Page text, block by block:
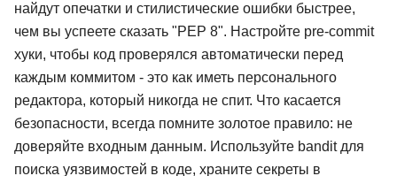
найдут опечатки и стилистические ошибки быстрее,
чем вы успеете сказать "PEP 8". Настройте pre-commit
хуки, чтобы код проверялся автоматически перед
каждым коммитом - это как иметь персонального
редактора, который никогда не спит. Что касается
безопасности, всегда помните золотое правило: не
доверяйте входным данным. Используйте bandit для
поиска уязвимостей в коде, храните секреты в